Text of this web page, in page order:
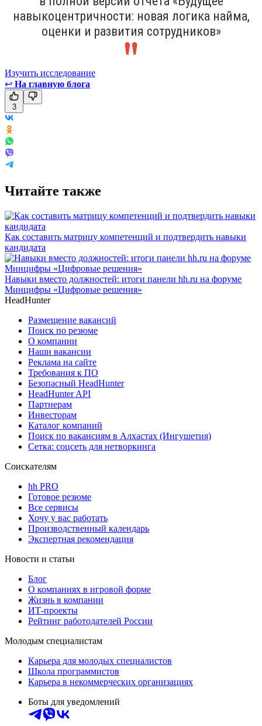
навыкоцентричности: новая логика найма,
оценки и развития сотрудников»
Изучить исследование
↩ На главную блога
3
Читайте также
Как составить матрицу компетенций и подтвердить навыки
кандидата
Навыки вместо должностей: итоги панели hh.ru на форуме
Минцифры «Цифровые решения»
HeadHunter
Размещение вакансий
Поиск по резюме
О компании
Наши вакансии
Реклама на сайте
Требования к ПО
Безопасный HeadHunter
HeadHunter API
Партнерам
Инвесторам
Каталог компаний
Поиск по вакансиям в Алхастах (Ингушетия)
Сетка: соцсеть для нетворкинга
Соискателям
hh PRO
Готовое резюме
Все сервисы
Хочу у вас работать
Производственный календарь
Экспертная рекомендация
Новости и статьи
Блог
О компаниях в игровой форме
Жизнь в компании
ИТ-проекты
Рейтинг работодателей России
Молодым специалистам
Карьера для молодых специалистов
Школа программистов
Карьера в некоммерческих организациях
Боты для уведомлений